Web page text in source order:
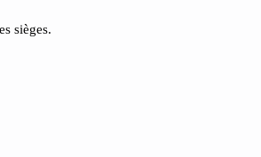
sièges.